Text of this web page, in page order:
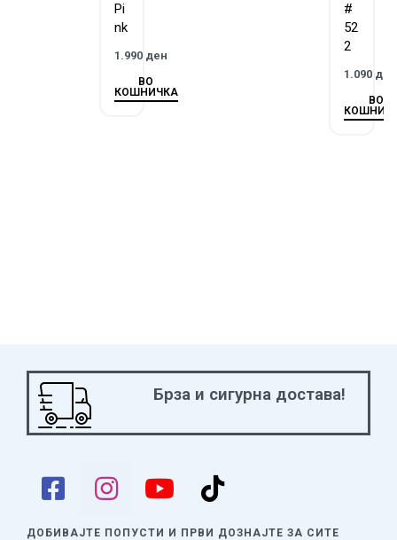
Pi
nk
1.990 ден
ВО
КОШНИЧКА
#
52
2
1.090 ден
ВО
Брза и сигурна достава!
ДОБИВАЈТЕ ПОПУСТИ И ПРВИ ДОЗНАЈТЕ ЗА СИТЕ